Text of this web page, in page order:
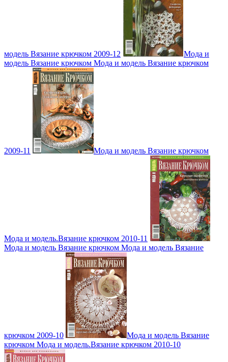
модель Вязание крючком 2009-12
Мода и
модель Вязание крючком Мода и модель Вязание крючком
2009-11 Мода и модель Вязание крючком
Мода и модель.Вязание крючком 2010-11
Мода и модель Вязание крючком Мода и модель Вязание
крючком 2009-10
Мода и модель Вязание
крючком Мода и модель.Вязание крючком 2010-10